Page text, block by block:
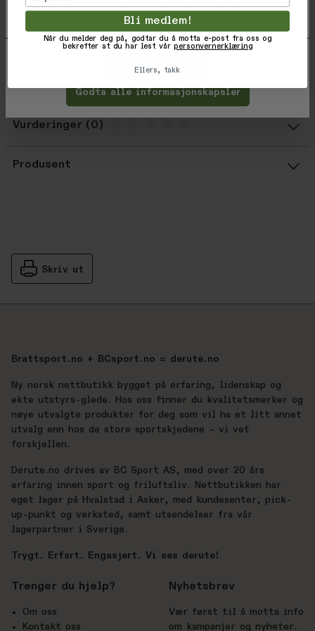
Troy Lee Designs Air Channels on back panel
Troy Lee Designs Pad Anchor system
Reflective logo details
EAN: 887202513008
Vurderinger
Produsent
Skriv ut
Brattsport.no + BCsport.no = derute.no
Ny norsk nettbutikk bygget på erfaring, lidenskap og
ekte utstyrs-glede. Hos oss finner du kvalitetsmerker og
nøye utvalgte produkter for deg som vil ha et litt annet
utvalg enn hos de store sportskjedene – vi vet
forskjellen.
Derute.no drives av BC Sport AS, med over 20 års
erfaring innen sport og friluftsliv. Nettbutikken har
eget lager på Hvalstad i Asker, med kundesenter, pick-
up-punkt og verksted, samt utsendelser fra vår
lagerpartner i Sverige.
Trygt. Erfart. Engasjert. Vi ses derute!
Trenger du hjelp?
Om oss
Kontakt oss
Nyhetsbrev
Vær først til å motta info
om kampanjer og nyheter.
og deretter trykke 'Lagre innstillinger'.
Godta alle informasjonskapsler
Bli medlem!
Når du melder deg på, godtar du å motta e-post fra oss og
bekrefter at du har lest vårpersonvernerklæring
Ellers, takk